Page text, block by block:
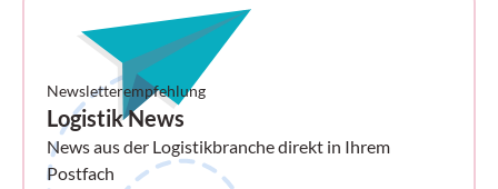
Newsletterempfehlung
Logistik News
News aus der Logistikbranche direkt in Ihrem
Postfach